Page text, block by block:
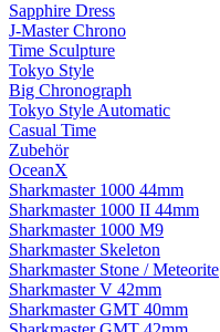
Sapphire Dress
J-Master Chrono
Time Sculpture
Tokyo Style
Big Chronograph
Tokyo Style Automatic
Casual Time
Zubehör
OceanX
Sharkmaster 1000 44mm
Sharkmaster 1000 II 44mm
Sharkmaster 1000 M9
Sharkmaster Skeleton
Sharkmaster Stone / Meteorite
Sharkmaster V 42mm
Sharkmaster GMT 40mm